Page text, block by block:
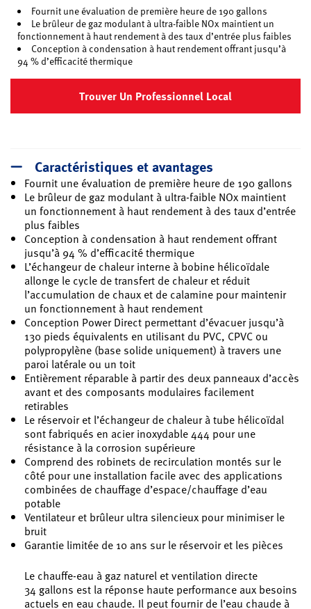
Fournit une évaluation de première heure de 190 gallons
Le brûleur de gaz modulant à ultra-faible NOx maintient un
fonctionnement à haut rendement à des taux d’entrée plus faibles
Conception à condensation à haut rendement offrant jusqu’à
94 % d’efficacité thermique
Trouver Un Professionnel Local
Caractéristiques et avantages
Fournit une évaluation de première heure de 190 gallons
Le brûleur de gaz modulant à ultra-faible NOx maintient
un fonctionnement à haut rendement à des taux d’entrée
plus faibles
Conception à condensation à haut rendement offrant
jusqu’à 94 % d’efficacité thermique
L’échangeur de chaleur interne à bobine hélicoïdale
allonge le cycle de transfert de chaleur et réduit
l’accumulation de chaux et de calamine pour maintenir
un fonctionnement à haut rendement
Conception Power Direct permettant d’évacuer jusqu’à
130 pieds équivalents en utilisant du PVC, CPVC ou
polypropylène (base solide uniquement) à travers une
paroi latérale ou un toit
Entièrement réparable à partir des deux panneaux d’accès
avant et des composants modulaires facilement
retirables
Le réservoir et l’échangeur de chaleur à tube hélicoïdal
sont fabriqués en acier inoxydable 444 pour une
résistance à la corrosion supérieure
Comprend des robinets de recirculation montés sur le
côté pour une installation facile avec des applications
combinées de chauffage d’espace/chauffage d’eau
potable
Ventilateur et brûleur ultra silencieux pour minimiser le
bruit
Garantie limitée de 10 ans sur le réservoir et les pièces
Le chauffe-eau à gaz naturel et ventilation directe
34 gallons est la réponse haute performance aux besoins
actuels en eau chaude. Il peut fournir de l’eau chaude à